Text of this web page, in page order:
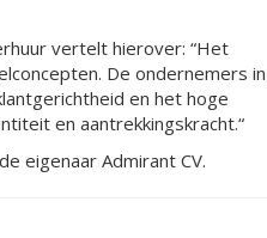
vertelt hierover: “Het
De ondernemers in
en het hoge
en aantrekkingskracht.“
eigenaar Admirant CV.